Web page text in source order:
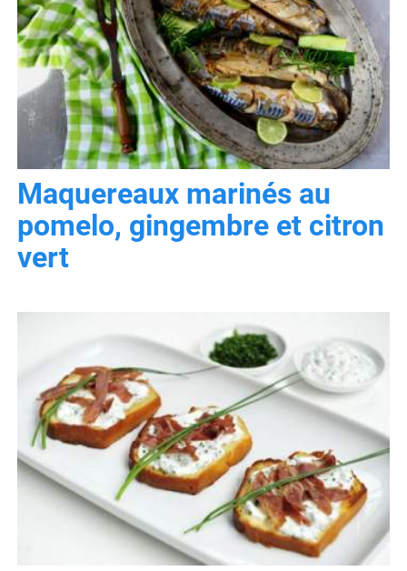
Maquereaux marinés au
pomelo, gingembre et citron
vert